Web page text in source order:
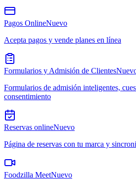
Pagos OnlineNuevo
Acepta pagos y vende planes en línea
Formularios y Admisión de Clientes
Formularios de admisión inteligentes,
consentimiento
Reservas onlineNuevo
Página de reservas con tu marca y
Foodzilla MeetNuevo